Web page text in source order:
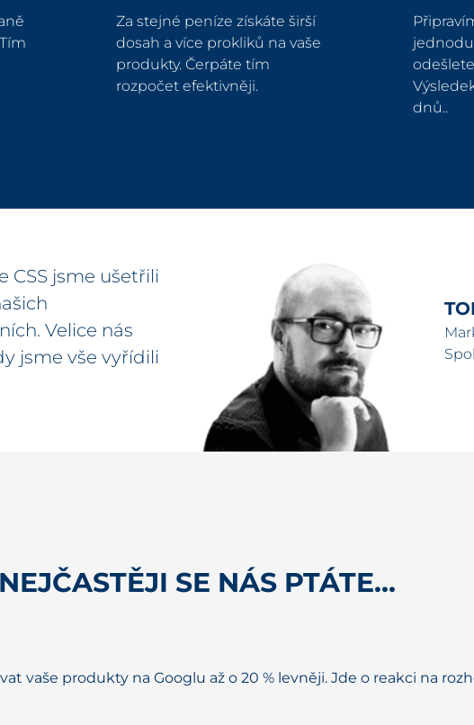
Za stejné peníze získáte širší
dosah a více prokliků na vaše
produkty. Čerpáte tím
rozpočet efektivněji.
dnů..
CSS jsme ušetřili
Velice nás
jsme vše vyřídili
NEJČASTĚJI SE NÁS PTÁTE…
vaše produkty na Googlu až o 20 % levněji. Jde o reakci na